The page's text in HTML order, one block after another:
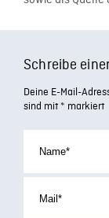
Schreibe
Deine E-Mail-
sind mit * markiert